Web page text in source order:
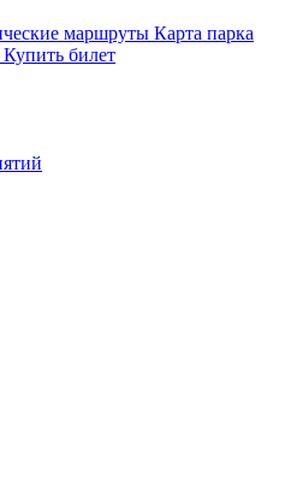
маршруты Карта парка
Купить билет